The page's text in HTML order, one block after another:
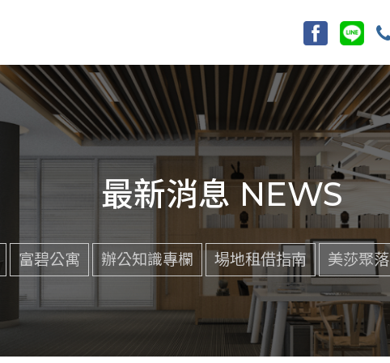
最新消息 NEWS
富碧公寓 辦公知識專欄 場地租借指南 美莎聚落